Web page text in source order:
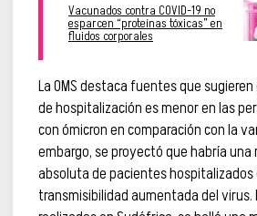
Vacunados contra COVID-19 no
esparcen “proteínas tóxicas” en
fluidos corporales
La OMS destaca fuentes que
de hospitalización es menor en las
con ómicron en comparación con la
embargo, se proyectó que habría
absoluta de pacientes hospitalizados
transmisibilidad aumentada del virus.